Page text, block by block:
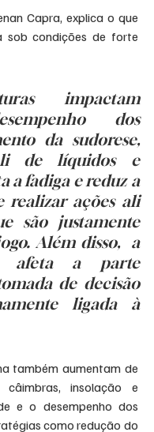
Capra, explica o que
condições de forte
impactam
dos
da sudorese,
de líquidos e
a fadiga e reduz a
realizar ações ali
são justamente
Além disso,  a
afeta a parte
de decisão
ligada à
também aumentam de
insolação e
e o desempenho dos
como redução do